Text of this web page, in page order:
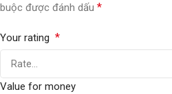
buộc được đánh dấu *
Your rating *
Value for money